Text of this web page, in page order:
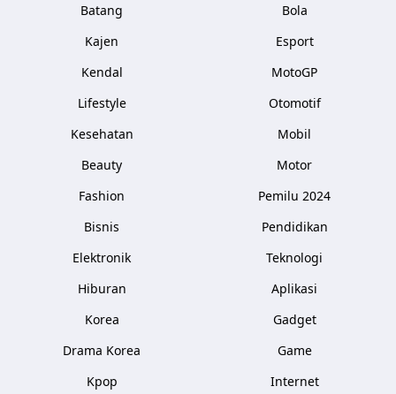
Batang
Kajen
Kendal
Lifestyle
Kesehatan
Beauty
Fashion
Bisnis
Elektronik
Hiburan
Korea
Drama Korea
Kpop
Bola
Esport
MotoGP
Otomotif
Mobil
Motor
Pemilu 2024
Pendidikan
Teknologi
Aplikasi
Gadget
Game
Internet